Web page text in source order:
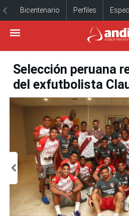
Bicentenario Perfiles
Selección peruana
del exfutbolista